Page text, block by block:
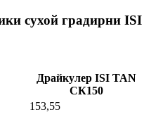
сухой градирни ISI
Драйкулер ISI TAN
CК150
153,55